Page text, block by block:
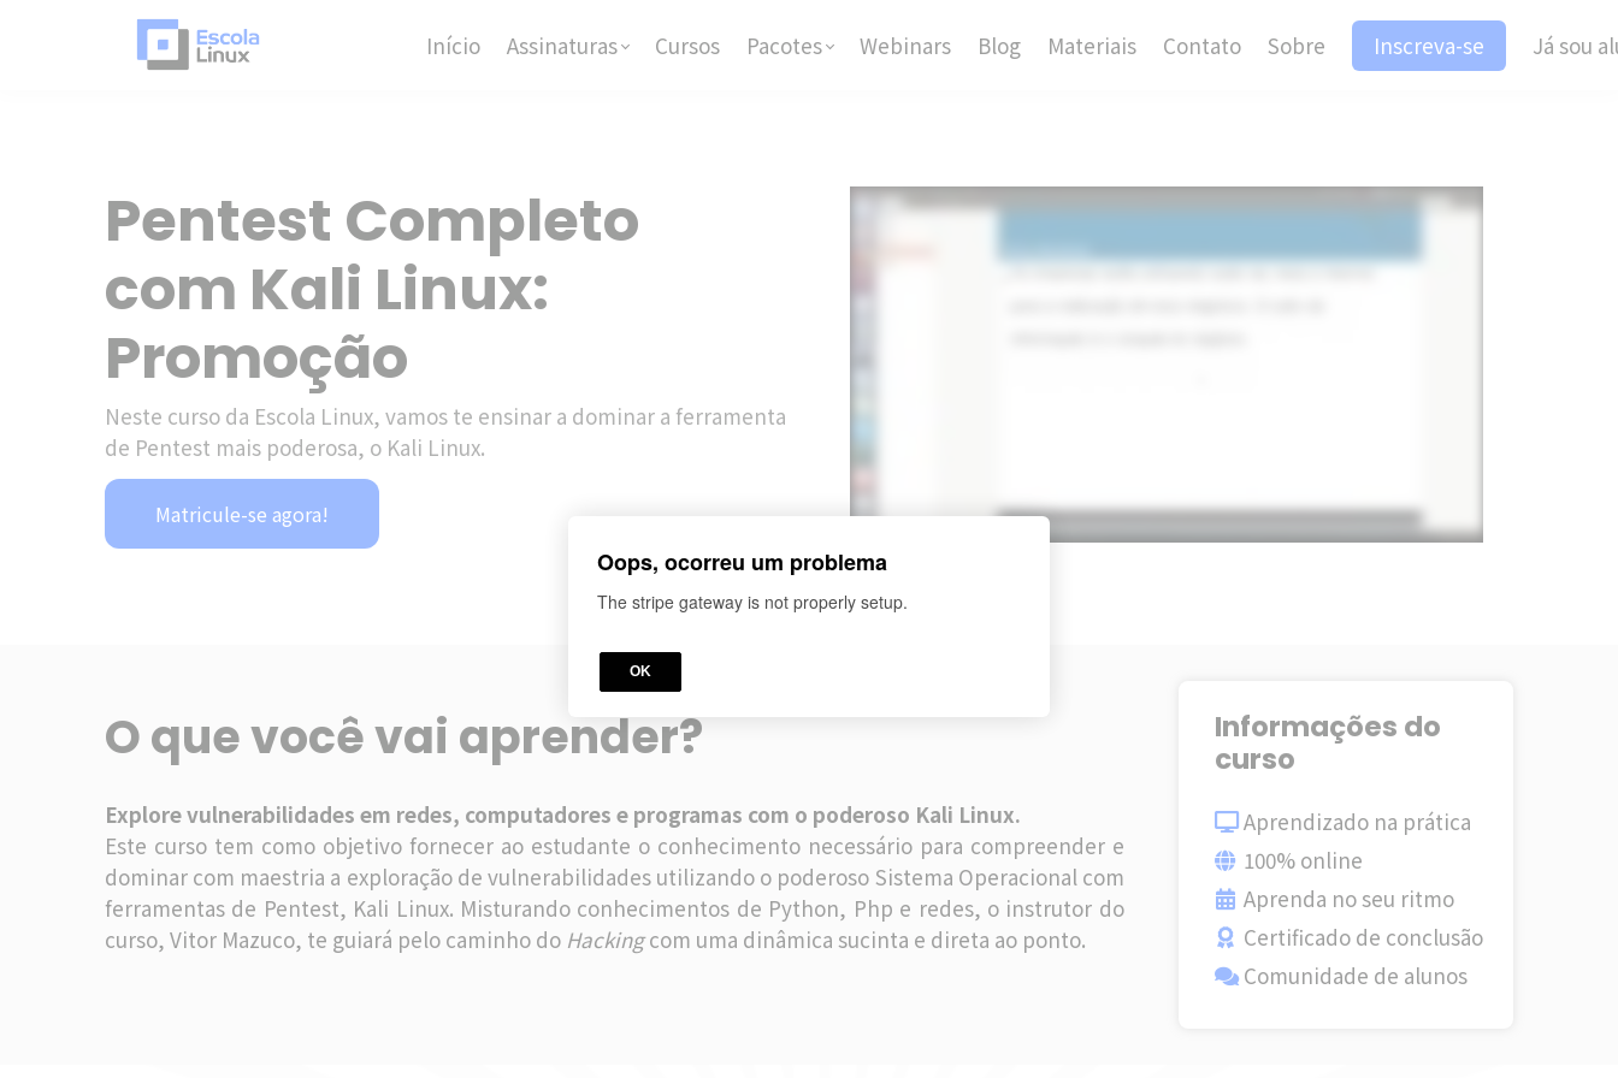
Início Assinaturas Cursos Pacotes Webinars Blog Materiais Contato Sobre Inscreva-se Já sou
Pentest Completo
com Kali Linux:
Promoção
Neste curso da Escola Linux, vamos te ensinar a dominar a ferramenta
de Pentest mais poderosa, o Kali Linux.
Matricule-se agora!
O que você vai aprender?
Explore vulnerabilidades em redes, computadores e programas com o poderoso Kali Linux.
Este curso tem como objetivo fornecer ao estudante o conhecimento necessário para compreender e
dominar com maestria a exploração de vulnerabilidades utilizando o poderoso Sistema Operacional com
ferramentas de Pentest, Kali Linux. Misturando conhecimentos de Python, Php e redes, o instrutor do
curso, Vitor Mazuco, te guiará pelo caminho do Hackingcom uma dinâmica sucinta e direta ao ponto.
Informações do
curso
Aprendizado na prática
100% online
Aprenda no seu ritmo
Certificado de conclusão
Comunidade de alunos
Oops, ocorreu um problema
The stripe gateway is not properly setup.
OK